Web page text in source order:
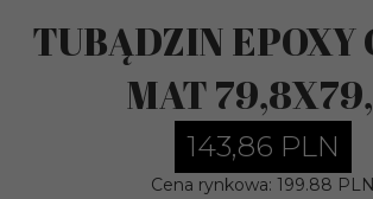
TUBĄDZIN EPOXY
MAT
143,86 PLN
Cena rynkowa: 199.88 PLN